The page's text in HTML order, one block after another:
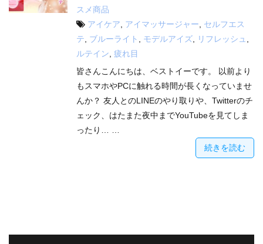
スメ商品
アイケア
アイマッサージャー
セルフエス
テ
ブルーライト モデルアイズ リフレッシュ
ルテイン 疲れ目
皆さんこんにちは、ベストイーです。 以前より
もスマホやPCに触れる時間が長くなっていませ
んか？ 友人とのLINEのやり取りや、Twitterのチ
ェック、はたまた夜中までYouTubeを見てしま
ったり… …
続きを読む